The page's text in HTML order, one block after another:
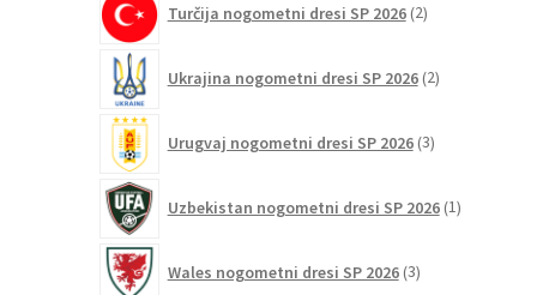
Turčija nogometni dresi SP 2026 2izdelka
Ukrajina nogometni dresi SP 2026 2izdelka
Urugvaj nogometni dresi SP 2026 3izdelki
Uzbekistan nogometni dresi SP 2026 1izdelek
Wales nogometni dresi SP 2026 3izdelki